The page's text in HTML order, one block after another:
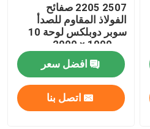
2507 2205 صفائح
الفولاذ المقاوم للصدأ
سوبر دوبلكس لوحة 10
افضل سعر
اتصل بنا